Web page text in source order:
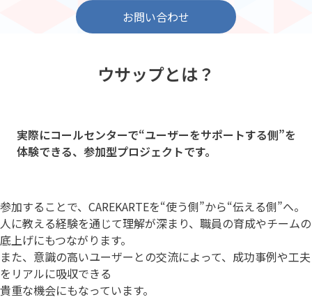
お問い合わせ
ウサップとは？
実際にコールセンターで“ユーザーをサポートする側”を
体験できる、参加型プロジェクトです。
参加することで、CAREKARTEを“使う側”から“伝える側”へ。
人に教える経験を通じて理解が深まり、職員の育成やチームの
底上げにもつながります。
また、意識の高いユーザーとの交流によって、成功事例や工夫
をリアルに吸収できる
貴重な機会にもなっています。